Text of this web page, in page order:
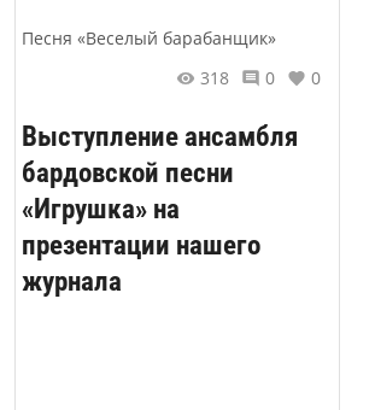
Песня «Веселый барабанщик»
318
0 0
Выступление ансамбля
бардовской песни
«Игрушка» на
презентации нашего
журнала